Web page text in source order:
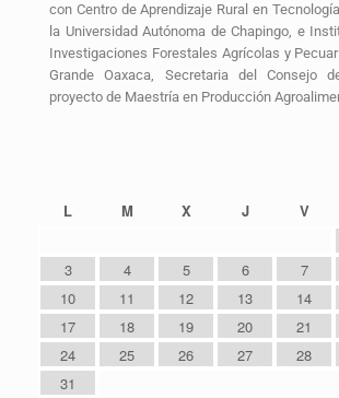
con Centro de Aprendizaje Rural en
la Universidad Autónoma de Chapingo, e
Investigaciones Forestales Agrícolas y
Grande Oaxaca, Secretaria del Consejo
proyecto de Maestría en Producción
L
M X J V
3
4 5 6 7
10
11 12 13 14
17
18 19 20 21
24
25 26 27 28
31